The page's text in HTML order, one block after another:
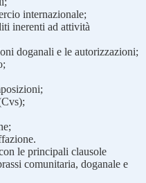
internazionale;
inerenti ad attività
doganali e le autorizzazioni;
le principali clausole
comunitaria, doganale e